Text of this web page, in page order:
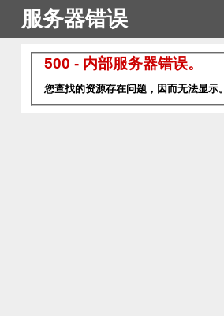
服务器错误
500 - 内部服务器错误。
您查找的资源存在问题，因而无法显示。